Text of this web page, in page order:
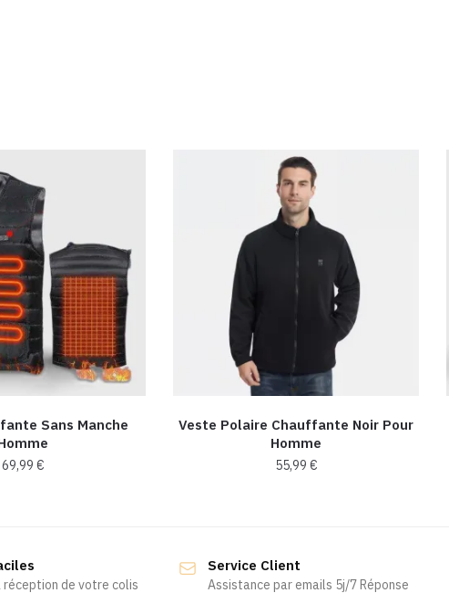
Sans Manche
69,99 €
plusieurs
Veste Polaire Chauffante Noir Pour
Homme
55,99 €
plusieurs
réception de votre colis
Service Client
Assistance par emails 5j/7 Réponse